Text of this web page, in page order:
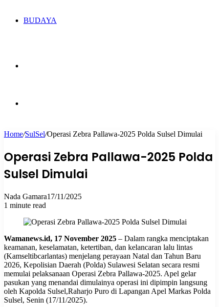
BUDAYA
for
Home/SulSel/Operasi Zebra Pallawa-2025 Polda Sulsel Dimulai
Operasi Zebra Pallawa-2025 Polda
Sulsel Dimulai
Nada Gamara17/11/2025
1 minute read
Wamanews.id, 17 November 2025 – Dalam rangka menciptakan
keamanan, keselamatan, ketertiban, dan kelancaran lalu lintas
(Kamseltibcarlantas) menjelang perayaan Natal dan Tahun Baru
2026, Kepolisian Daerah (Polda) Sulawesi Selatan secara resmi
memulai pelaksanaan Operasi Zebra Pallawa-2025. Apel gelar
pasukan yang menandai dimulainya operasi ini dipimpin langsung
oleh Kapolda Sulsel,Raharjo Puro di Lapangan Apel Markas Polda
Sulsel, Senin (17/11/2025).